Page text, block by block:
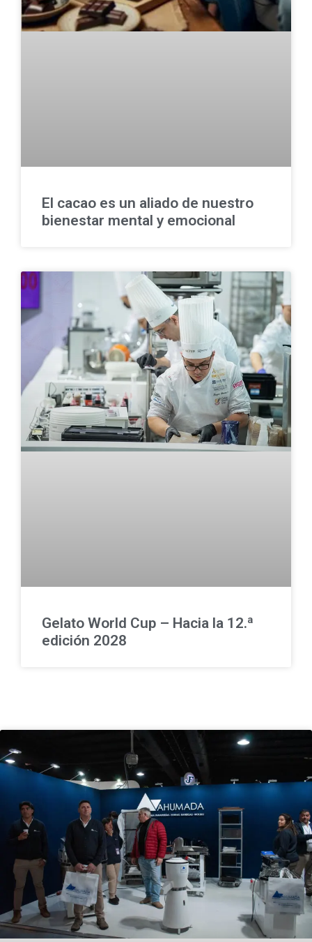
El cacao es un aliado de nuestro
bienestar mental y emocional
Gelato World Cup – Hacia la 12.ª
edición 2028